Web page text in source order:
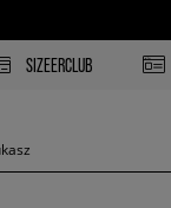
SIZEERCLUB